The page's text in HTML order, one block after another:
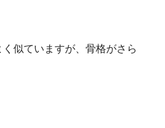
似ていますが、骨格がさら